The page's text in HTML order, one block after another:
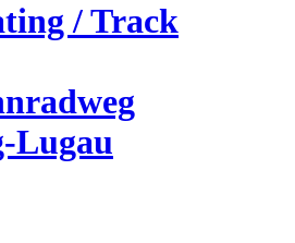
/ Track
Lugau